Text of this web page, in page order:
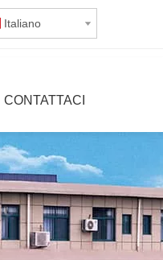
Italiano
CONTATTACI